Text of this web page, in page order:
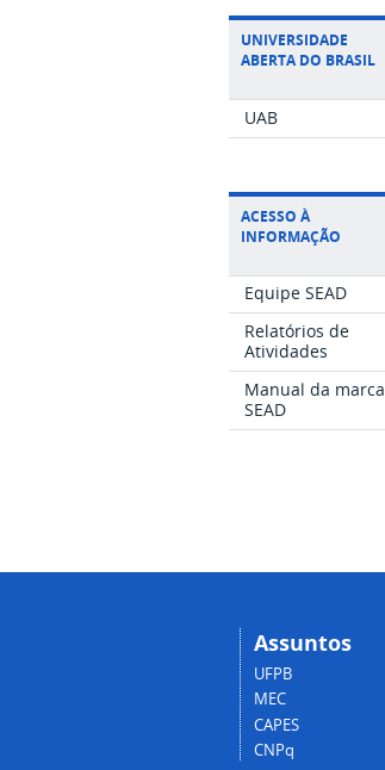
UNIVERSIDADE
ABERTA DO BRASIL
UAB
ACESSO À
INFORMAÇÃO
Equipe SEAD
Relatórios de
Atividades
Manual da marca
SEAD
Assuntos
UFPB
MEC
CAPES
CNPq